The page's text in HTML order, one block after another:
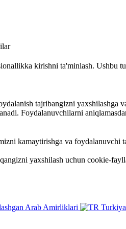
kirishni ta'minlash. Ushbu
tajribangizni
Foydalanuvchilarni
kamaytirishga va foydalanuvchi
yaxshilash uchun cookie-
Arab Amirliklari Turkiya